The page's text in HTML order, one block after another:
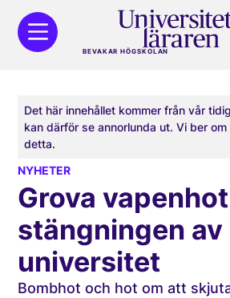
BEVAKAR HÖGSKOLAN
Det här innehållet kommer från vår
kan därför se annorlunda ut. Vi ber
detta.
NYHETER
Grova
stängningen av
universitet
Bombhot och hot om att